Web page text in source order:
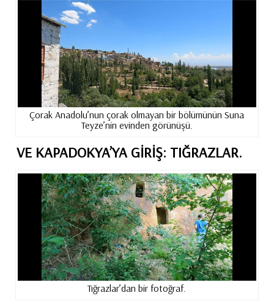
Çorak Anadolu’nun çorak olmayan bir bölümünün Suna
Teyze’nin evinden görünüşü.
VE KAPADOKYA’YA GIRIŞ: TIĞRAZLAR.
Tığrazlar’dan bir fotoğraf.